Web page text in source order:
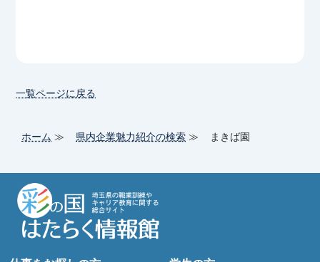
一覧ページに戻る
ホーム 県内企業魅力紹介の検索 まきば園